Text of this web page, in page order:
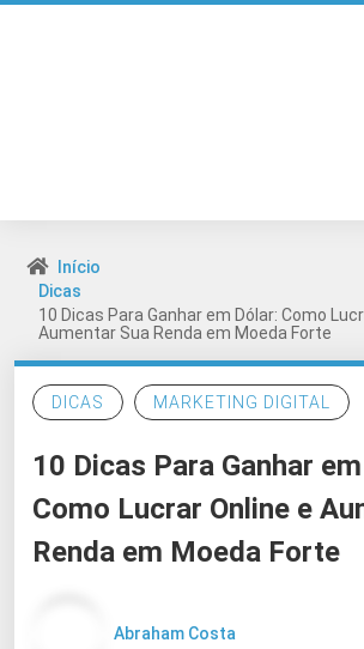
Início
Dicas
10 Dicas Para Ganhar em Dólar: Como
Aumentar Sua Renda em Moeda Forte
DICAS MARKETING DIGITAL
10 Dicas Para Ganhar
Como Lucrar Online e
Renda em Moeda Forte
Abraham Costa